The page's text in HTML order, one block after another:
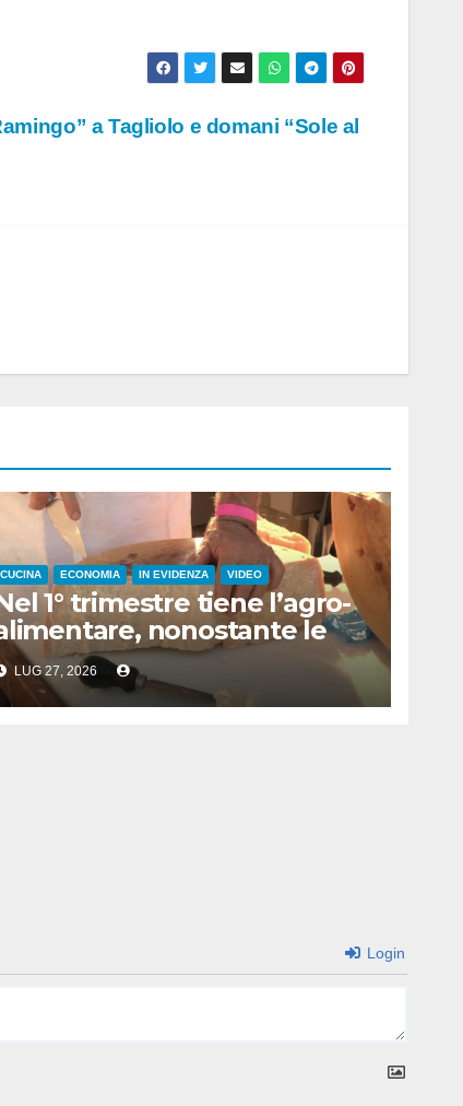
a Tagliolo e domani “Sole al
CUCINA ECONOMIA IN EVIDENZA VIDEO
1° trimestre tiene l’agro-
nonostante le
dei mercati
LUG 27, 2026
Login